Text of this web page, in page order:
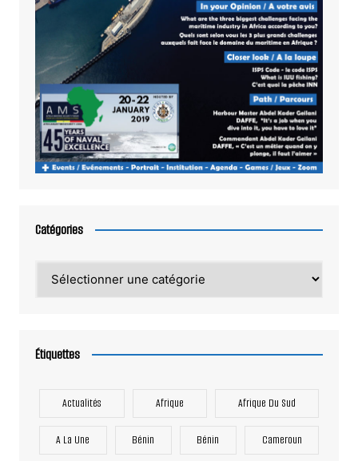
Catégories
Étiquettes
Actualités Afrique Afrique Du Sud
A La Une Bénin Bénin Cameroun